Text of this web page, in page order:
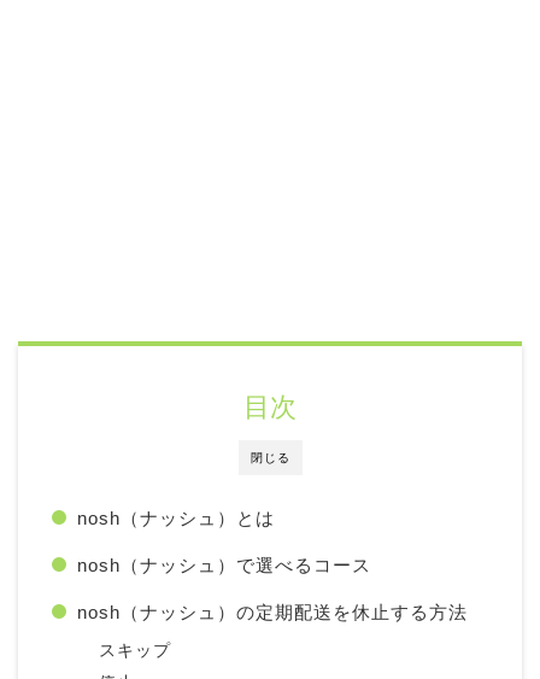
閉じる
目次
nosh（ナッシュ）とは
nosh（ナッシュ）で選べるコース
nosh（ナッシュ）の定期配送を休止する方法
スキップ